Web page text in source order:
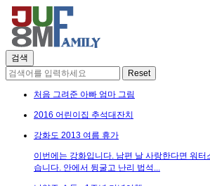
처음 그려준 아빠 엄마 그림
2016 어린이집 추석대잔치
강화도 2013 여름 휴가
이번에는 강화입니다. 남편 날 사랑한다면 워
습니다. 안에서 뒹굴고 난리 법석...